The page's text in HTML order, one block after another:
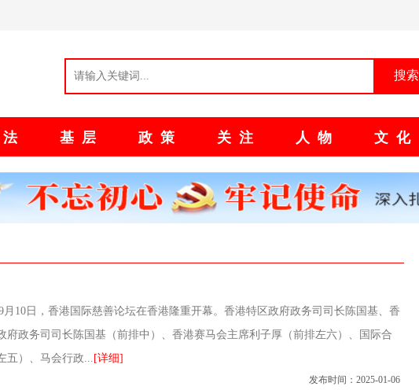
搜索
基层 政策 关注 人物 文化
月10日，香港国际慈善论坛在香港隆重开幕。香港特区政府政务司司长陈国基、香
政务司司长陈国基（前排中）、香港赛马会主席利子厚（前排左六）、国际合
五）、马会行政... [详细]
发布时间：2025-01-06